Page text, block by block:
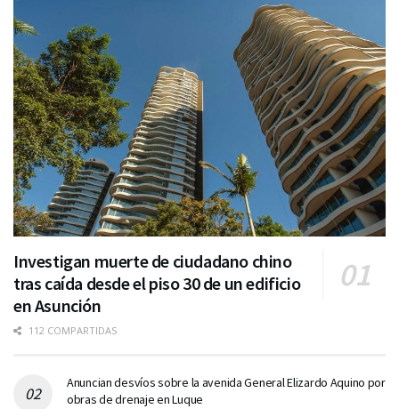
Investigan muerte de ciudadano chino
tras caída desde el piso 30 de un edificio
en Asunción
112 COMPARTIDAS
Anuncian desvíos sobre la avenida General Elizardo Aquino por
obras de drenaje en Luque